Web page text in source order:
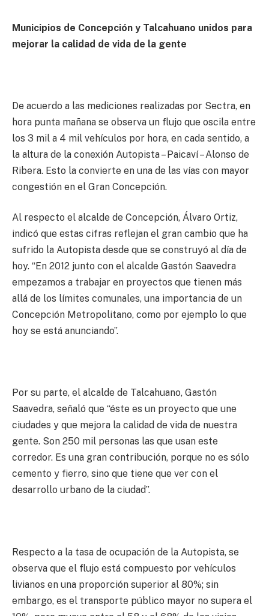
Municipios de Concepción y Talcahuano unidos para
mejorar la calidad de vida de la gente
De acuerdo a las mediciones realizadas por Sectra, en
hora punta mañana se observa un flujo que oscila entre
los 3 mil a 4 mil vehículos por hora, en cada sentido, a
la altura de la conexión Autopista – Paicaví – Alonso de
Ribera. Esto la convierte en una de las vías con mayor
congestión en el Gran Concepción.
Al respecto el alcalde de Concepción, Álvaro Ortiz,
indicó que estas cifras reflejan el gran cambio que ha
sufrido la Autopista desde que se construyó al día de
hoy. “En 2012 junto con el alcalde Gastón Saavedra
empezamos a trabajar en proyectos que tienen más
allá de los límites comunales, una importancia de un
Concepción Metropolitano, como por ejemplo lo que
hoy se está anunciando”.
Por su parte, el alcalde de Talcahuano, Gastón
Saavedra, señaló que “éste es un proyecto que une
ciudades y que mejora la calidad de vida de nuestra
gente. Son 250 mil personas las que usan este
corredor. Es una gran contribución, porque no es sólo
cemento y fierro, sino que tiene que ver con el
desarrollo urbano de la ciudad”.
Respecto a la tasa de ocupación de la Autopista, se
observa que el flujo está compuesto por vehículos
livianos en una proporción superior al 80%; sin
embargo, es el transporte público mayor no supera el